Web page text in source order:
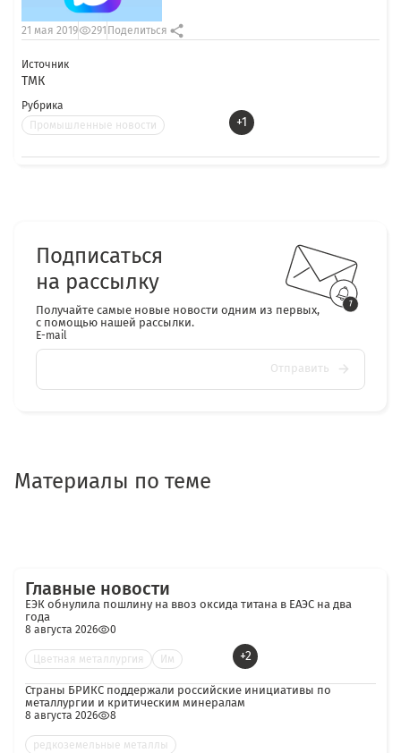
Источник
ТМК
Рубрика
Промышленные новости
+1
21 мая 2019 291 Поделиться
Подписаться
на рассылку
Получайте самые новые новости одним из первых,
с помощью нашей рассылки.
E-mail
Отправить
Материалы по теме
Главные новости
ЕЭК обнулила пошлину на ввоз оксида титана в ЕАЭС на два
года
8 августа 2026 0
Цветная металлургия Им +2
Страны БРИКС поддержали российские инициативы по
металлургии и критическим минералам
8 августа 2026 8
редкоземельные металлы